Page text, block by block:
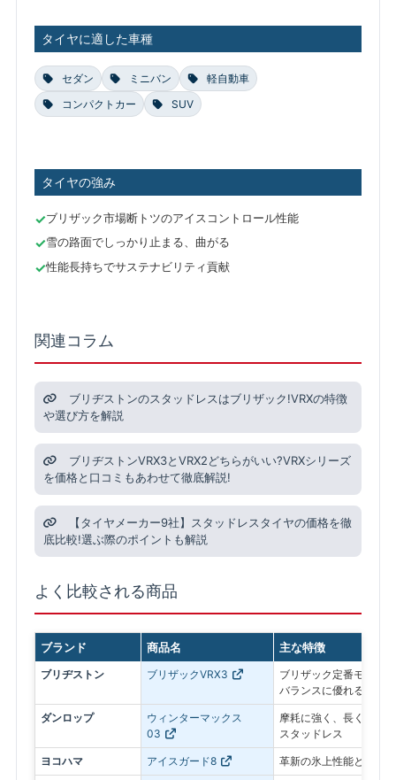
タイヤに適した車種
セダン ミニバン
軽自動車
コンパクトカー
SUV
タイヤの強み
ブリザック市場断トツのアイスコントロール性能
雪の路面でしっかり止まる、曲がる
性能長持ちでサステナビリティ貢献
関連コラム
ブリヂストンのスタッドレスはブリザック!VRXの特徴
や選び方を解説
ブリヂストンVRX3とVRX2どちらがいい?VRXシリーズ
を価格と口コミもあわせて徹底解説!
【タイヤメーカー9社】スタッドレスタイヤの価格を徹
底比較!選ぶ際のポイントも解説
よく比較される商品
ブランド 商品名 主な特徴
ブリヂストン ブリザックVRX3
ブリザック定番モデル
バランスに優れる
ダンロップ
ウィンターマックス
03
摩耗に強く、長く使い
スタッドレス
ヨコハマ アイスガード8 革新の氷上性能と静粛